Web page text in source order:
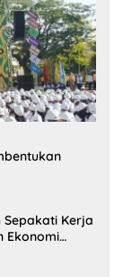
Kerja
Ekonomi